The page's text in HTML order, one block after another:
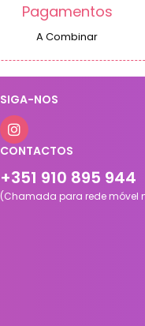
Pagamentos
A Combinar
SIGA-NOS
CONTACTOS
+351 910 895 944
(Chamada para rede móvel